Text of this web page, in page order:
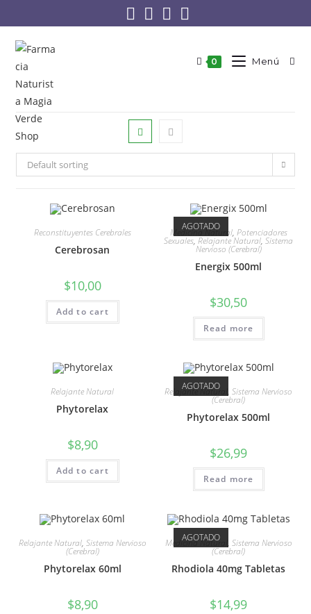
0 Menú
Default sorting
Reconstituyentes Cerebrales
Cerebrosan
$10,00
Add to cart
AGOTADO
Medicina Natural, Potenciadores
Sexuales,Relajante Natural,Sistema
Nervioso (Cerebral)
Energix 500ml
$30,50
Read more
Relajante Natural
Phytorelax
$8,90
Add to cart
AGOTADO
Relajante Natural ,Sistema Nervioso
(Cerebral)
Phytorelax 500ml
$26,99
Read more
Relajante Natural, Sistema Nervioso
(Cerebral)
Phytorelax 60ml
$8,90
AGOTADO
Medicina Natural , Sistema Nervioso
(Cerebral)
Rhodiola 40mg Tabletas
$14,99